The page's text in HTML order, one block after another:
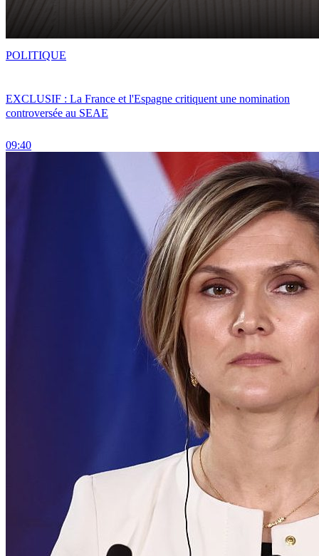
EXCLUSIF : La France et l'Espagne critiquent une nomination
controversée au SEAE
09:40
POLITIQUE